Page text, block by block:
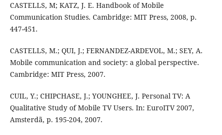
CASTELLS, M; KATZ, J. E. Handbook of Mobile
Communication Studies. Cambridge: MIT Press, 2008, p.
447-451.
CASTELLS, M.; QUI, J.; FERNANDEZ-ARDEVOL, M.; SEY, A.
Mobile communication and society: a global perspective.
Cambridge: MIT Press, 2007.
CUIL, Y.; CHIPCHASE, J.; YOUNGHEE, J. Personal TV: A
Qualitative Study of Mobile TV Users. In: EuroITV 2007,
Amsterdã, p. 195-204, 2007.